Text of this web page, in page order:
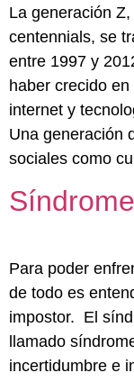
La generación
centennials, se
entre 1997 y
haber crecido
internet y
Una generación
sociales como
Para poder
de todo es
impostor. El
llamado
incertidumbre e